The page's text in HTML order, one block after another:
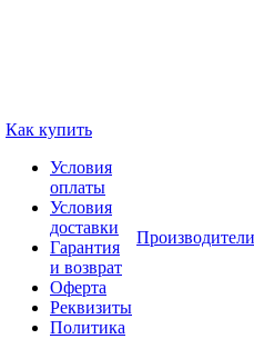
Как купить
Условия
оплаты
Условия
доставки
Гарантия
и возврат
Оферта
Реквизиты
Политика
Производители